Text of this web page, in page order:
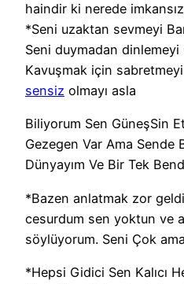
haindir ki nerede
*Seni uzaktan sevmeyi
Seni duymadan dinlemeyi
Kavuşmak için
sensiz olmayı asla
Biliyorum Sen GüneşSin
Gezegen Var Ama Sende
Dünyayım Ve Bir Tek
*Bazen anlatmak zor
cesurdum sen yoktun ve
söylüyorum. Seni Çok
*Hepsi Gidici Sen Kalıcı